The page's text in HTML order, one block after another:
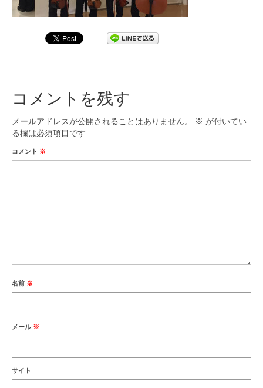
出張演奏
九大フィル特集ページ
コメントを残す
メールアドレスが公開されることはありません。 ※ が付いてい
る欄は必須項目です
コメント ※
名前 ※
メール ※
サイト